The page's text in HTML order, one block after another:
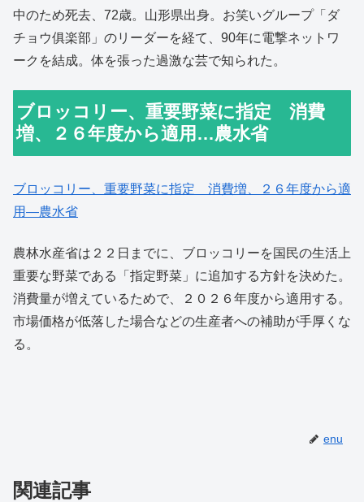
中のため死去、72歳。山形県出身。お笑いグループ「ダ
チョウ俱楽部」のリーダーを経て、90年に電撃ネットワ
ークを結成。体を張った過激な芸で知られた。
ブロッコリー、重要野菜に指定 消費
増、２６年度から適用…農水省
ブロッコリー、重要野菜に指定 消費増、２６年度から適
用―農水省
農林水産省は２２日までに、ブロッコリーを国民の生活上
重要な野菜である「指定野菜」に追加する方針を決めた。
消費量が増えているためで、２０２６年度から適用する。
市場価格が低落した場合などの生産者への補助が手厚くな
る。
enu
関連記事